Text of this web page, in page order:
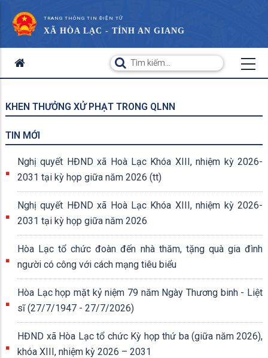
TRANG THÔNG TIN ĐIỆN TỬ
XÃ HÒA LẠC - TỈNH AN GIANG
KHEN THƯỞNG XỬ PHẠT TRONG QLNN
TIN MỚI
Nghị quyết HĐND xã Hoà Lạc Khóa XIII, nhiệm kỳ 2026-
2031 tại kỳ họp giữa năm 2026 (tt)
Nghị quyết HĐND xã Hoà Lạc Khóa XIII, nhiệm kỳ 2026-
2031 tại kỳ họp giữa năm 2026
Hòa Lạc tổ chức đoàn đến nhà thăm, tặng quà gia đình
người có công với cách mạng tiêu biểu
Hòa Lạc họp mặt kỷ niệm 79 năm Ngày Thương binh - Liệt
sĩ (27/7/1947 - 27/7/2026)
HĐND xã Hòa Lạc tổ chức Kỳ họp thứ ba (giữa năm 2026),
khóa XIII, nhiệm kỳ 2026 – 2031